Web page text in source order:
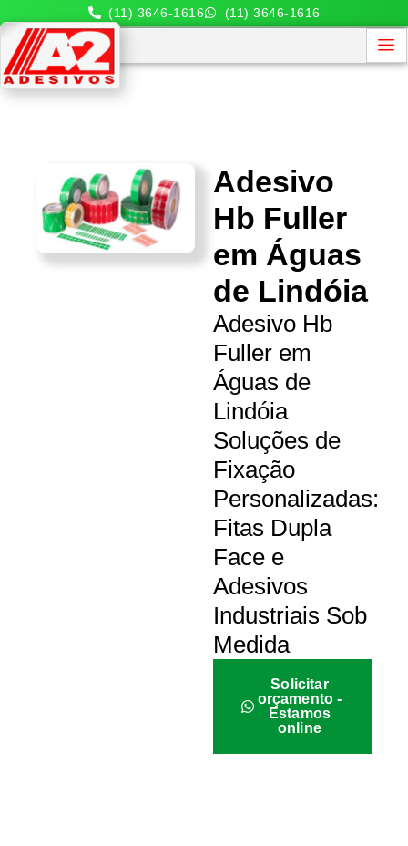
(11) 3646-1616 (11) 3646-1616
Adesivo
Hb Fuller
em Águas
de Lindóia
Adesivo Hb
Fuller em
Águas de
Lindóia
Soluções de
Fixação
Personalizadas:
Fitas Dupla
Face e
Adesivos
Industriais Sob
Medida
Solicitar
orçamento -
Estamos
online